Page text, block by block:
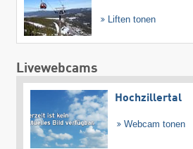
Liften tonen
Livewebcams
Hochzillertal
Webcam tonen